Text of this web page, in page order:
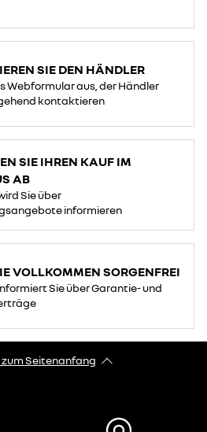
SIE DEN HÄNDLER
Webformular aus, der Händler
kontaktieren
SIE IHREN KAUF IM A
AB
Sie über
informieren
VOLLKOMMEN SORGENFREI
Sie über Garantie- und
Seitenanfang